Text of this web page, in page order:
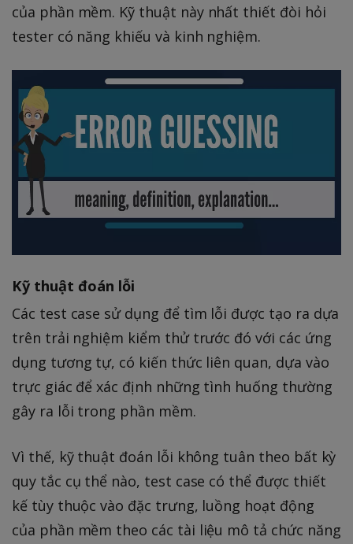
của phần mềm. Kỹ thuật này nhất thiết đòi hỏi
tester có năng khiếu và kinh nghiệm.
Kỹ thuật đoán lỗi
Các test case sử dụng để tìm lỗi được tạo ra dựa
trên trải nghiệm kiểm thử trước đó với các ứng
dụng tương tự, có kiến thức liên quan, dựa vào
trực giác để xác định những tình huống thường
gây ra lỗi trong phần mềm.
Vì thế, kỹ thuật đoán lỗi không tuân theo bất kỳ
quy tắc cụ thể nào, test case có thể được thiết
kế tùy thuộc vào đặc trưng, luồng hoạt động
của phần mềm theo các tài liệu mô tả chức năng